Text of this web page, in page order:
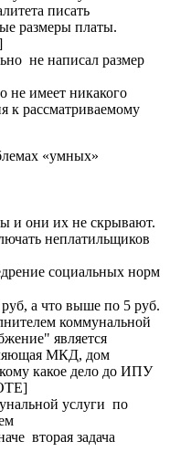
писать
размеры платы.
не написал размер
не имеет никакого
к рассматриваемому
«умных»
и они их не скрывают.
неплатильщиков
социальных норм
а что выше по 5 руб.
коммунальной
является
МКД, дом
какое дело до ИПУ
услуги по
вторая задача